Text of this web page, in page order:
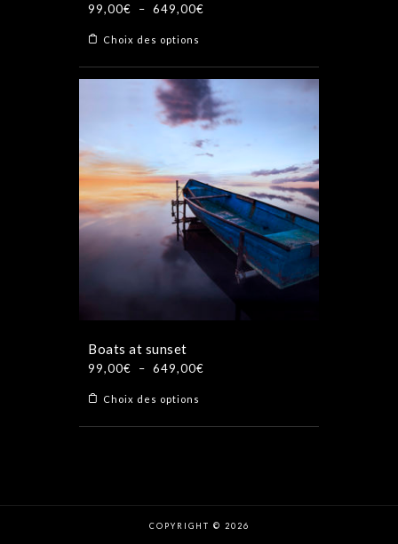
99,00€ – 649,00€
99,00€
à
649,00€
Choix des options
a
plusieurs
variations.
Les
peuvent
être
choisies
la
page
Boats at sunset
99,00€ – 649,00€
99,00€
Choix des options
Les
options
COPYRIGHT © 2026